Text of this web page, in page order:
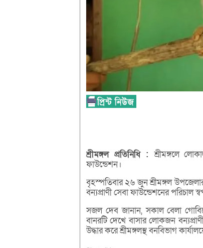
শ্রীমঙ্গলপ্রতিনিধি :শ্রীমঙ্গলে
ফাউন্ডেশন।
বৃহস্পতিবার ২৬ জুন শ্রীমঙ্গল
বন্যপ্রাণী সেবা ফাউন্ডেশনের
সজল দেব জানান, সকাল বেলা
বানরটি দেখে বাসার লোকজন
উদ্ধার করে শ্রীমঙ্গলস্থ বনবিভাগ